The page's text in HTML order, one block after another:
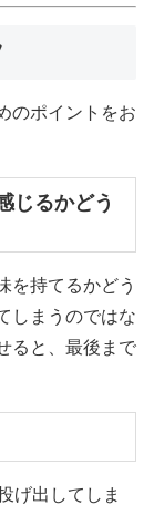
のポイントをお
じるかどう
を持てるかどう
しまうのではな
ると、最後まで
げ出してしま